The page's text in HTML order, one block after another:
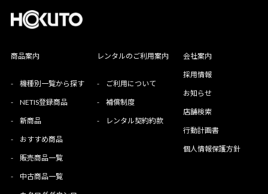
商品案内
- 機種別一覧から探す
- NETIS登録商品
- 新商品
- おすすめ商品
- 販売商品一覧
- 中古商品一覧
レンタルのご利用案内
- ご利用について
- 補償制度
- レンタル契約約款
会社案内
採用情報
お知らせ
店舗検索
行動計画書
個人情報保護方針